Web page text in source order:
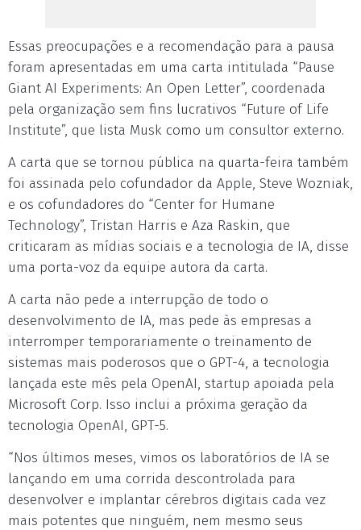
Essas preocupações e a recomendação para a pausa
foram apresentadas em uma carta intitulada “Pause
Giant AI Experiments: An Open Letter”, coordenada
pela organização sem fins lucrativos “Future of Life
Institute”, que lista Musk como um consultor externo.
A carta que se tornou pública na quarta-feira também
foi assinada pelo cofundador da Apple, Steve Wozniak,
e os cofundadores do “Center for Humane
Technology”, Tristan Harris e Aza Raskin, que
criticaram as mídias sociais e a tecnologia de IA, disse
uma porta-voz da equipe autora da carta.
A carta não pede a interrupção de todo o
desenvolvimento de IA, mas pede às empresas a
interromper temporariamente o treinamento de
sistemas mais poderosos que o GPT-4, a tecnologia
lançada este mês pela OpenAI, startup apoiada pela
Microsoft Corp. Isso inclui a próxima geração da
tecnologia OpenAI, GPT-5.
“Nos últimos meses, vimos os laboratórios de IA se
lançando em uma corrida descontrolada para
desenvolver e implantar cérebros digitais cada vez
mais potentes que ninguém, nem mesmo seus